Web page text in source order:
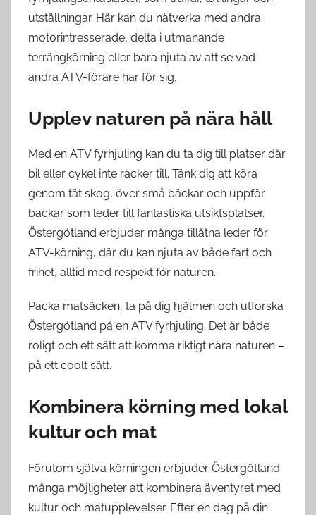
utställningar. Här kan du nätverka med andra
motorintresserade, delta i utmanande
terrängkörning eller bara njuta av att se vad
andra ATV-förare har för sig.
Upplev naturen på nära håll
Med en ATV fyrhjuling kan du ta dig till platser där
bil eller cykel inte räcker till. Tänk dig att köra
genom tät skog, över små bäckar och uppför
backar som leder till fantastiska utsiktsplatser.
Östergötland erbjuder många tillåtna leder för
ATV-körning, där du kan njuta av både fart och
frihet, alltid med respekt för naturen.
Packa matsäcken, ta på dig hjälmen och utforska
Östergötland på en ATV fyrhjuling. Det är både
roligt och ett sätt att komma riktigt nära naturen –
på ett coolt sätt.
Kombinera körning med lokal
kultur och mat
Förutom själva körningen erbjuder Östergötland
många möjligheter att kombinera äventyret med
kultur och matupplevelser. Efter en dag på din